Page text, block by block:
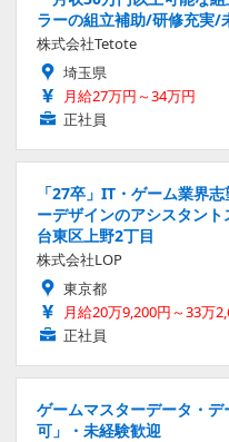
ラーの組立補助/研修充実/
株式会社Tetote
埼玉県
月給27万円～34万円
正社員
「27卒」IT・ゲーム業界
ーデザインのアシスタン
台東区上野2丁目
株式会社LOP
東京都
月給20万9,200円～33万
正社員
ゲームマスターデータ・
可」・未経験歓迎